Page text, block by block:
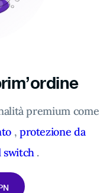
premium come
, protezione da
switch.